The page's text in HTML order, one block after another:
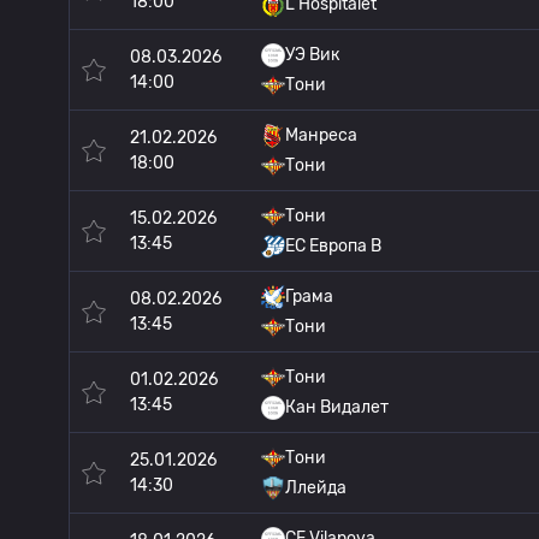
L Hospitalet
08.03.2026
14:00
УЭ Вик
Тони
21.02.2026
18:00
Манреса
Тони
15.02.2026
13:45
Тони
ЕС Европа B
08.02.2026
13:45
Грама
Тони
01.02.2026
13:45
Тони
Кан Видалет
25.01.2026
14:30
Тони
Ллейда